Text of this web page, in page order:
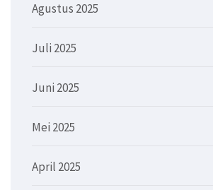
Agustus 2025
Juli 2025
Juni 2025
Mei 2025
April 2025